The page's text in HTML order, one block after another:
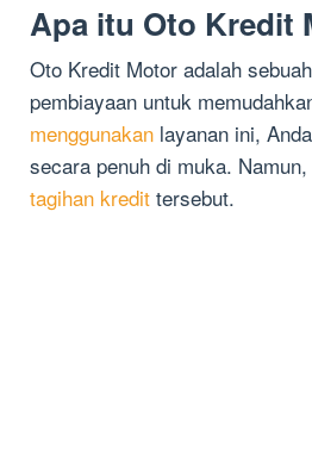
Apa itu Oto Kredit
Oto Kredit Motor adalah
pembiayaan untuk
menggunakan layanan ini,
secara penuh di muka.
tagihan kredit tersebut.